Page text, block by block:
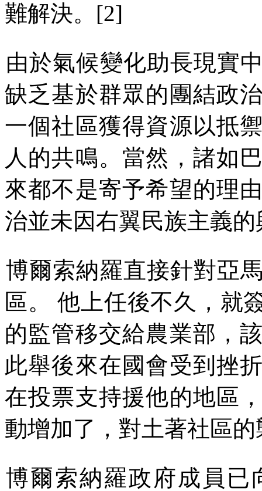
難解決。 [2]
由於氣候變化助長現實
缺乏基於群眾的團結政
一個社區獲得資源以抵
人的共鳴。當然，諸如
來都不是寄予希望的理
治並未因右翼民族主義
博爾索納羅直接針對亞
區。
他上任後不久，就
的監管移交給農業部，
此舉後來在國會受到挫
在投票支持援他的地區
動增加了，對土著社區
博爾索納羅政府成員已